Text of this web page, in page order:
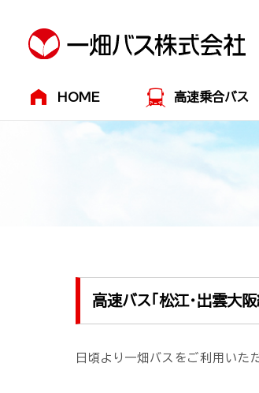
HOME 高速乗合バス
高速バス「松江･出雲大
日頃より一畑バスをご利用いた